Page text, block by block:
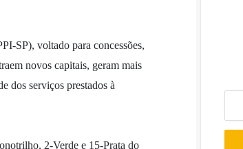
SP), voltado para concessões,
novos capitais, geram mais
dos serviços prestados à
2-Verde e 15-Prata do